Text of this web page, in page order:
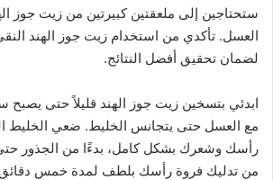
ستحتاجين إلى ملعقتين كبيرتين من زيت جوز
العسل. تأكدي من استخدام زيت جوز الهند
لضمان تحقيق أفضل النتائج.
ابدئي بتسخين زيت جوز الهند قليلاً حتى يصبح
مع العسل حتى يتجانس الخليط. ضعي الخليط
رأسك وشعرك بشكل كامل، بدءًا من الجذور
من تدليك فروة رأسك بلطف لمدة خمس